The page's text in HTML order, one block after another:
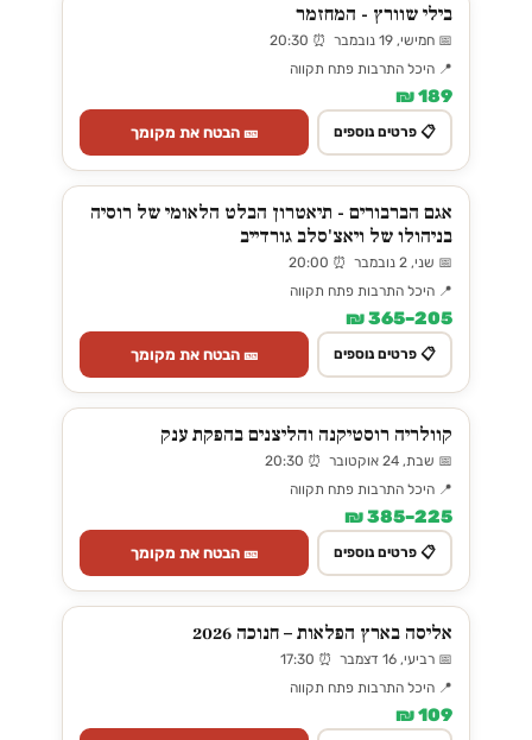
בילי שוורץ - המחזמר
📅 חמישי, 19 נובמבר ⏰ 20:30
📍 היכל התרבות פתח תקווה
189 ₪
📋 פרטים נוספים 🎫 הבטח את מקומך
אגם הברבורים - תיאטרון הבלט הלאומי של רוסיה
בניהולו של ויאצ'סלב גורדייב
📅 שני, 2 נובמבר ⏰ 20:00
📍 היכל התרבות פתח תקווה
205–365 ₪
📋 פרטים נוספים 🎫 הבטח את מקומך
קוולריה רוסטיקנה והליצנים בהפקת ענק
📅 שבת, 24 אוקטובר ⏰ 20:30
📍 היכל התרבות פתח תקווה
225–385 ₪
📋 פרטים נוספים 🎫 הבטח את מקומך
אליסה בארץ הפלאות – חנוכה 2026
📅 רביעי, 16 דצמבר ⏰ 17:30
📍 היכל התרבות פתח תקווה
109 ₪